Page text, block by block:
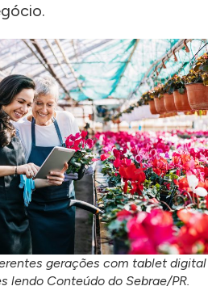
gerações com tablet digital
lendo Conteúdo do Sebrae/PR.